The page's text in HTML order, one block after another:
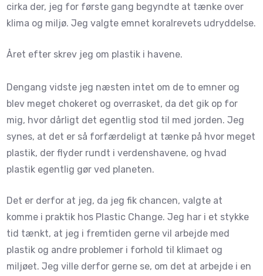
cirka der, jeg for første gang begyndte at tænke over
klima og miljø. Jeg valgte emnet koralrevets udryddelse.
Året efter skrev jeg om plastik i havene.
Dengang vidste jeg næsten intet om de to emner og
blev meget chokeret og overrasket, da det gik op for
mig, hvor dårligt det egentlig stod til med jorden. Jeg
synes, at det er så forfærdeligt at tænke på hvor meget
plastik, der flyder rundt i verdenshavene, og hvad
plastik egentlig gør ved planeten.
Det er derfor at jeg, da jeg fik chancen, valgte at
komme i praktik hos Plastic Change. Jeg har i et stykke
tid tænkt, at jeg i fremtiden gerne vil arbejde med
plastik og andre problemer i forhold til klimaet og
miljøet. Jeg ville derfor gerne se, om det at arbejde i en